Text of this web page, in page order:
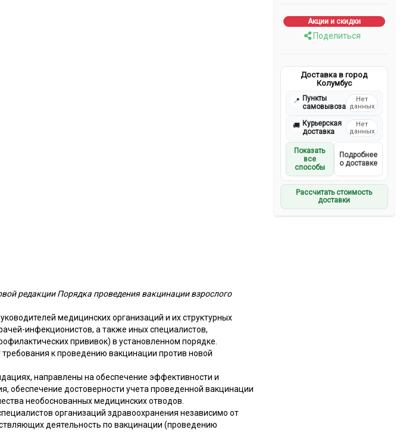
Акции и скидки
Поделиться
Доставка в город
Колумбус
📍 Пункты
самовывоза
Нет
данных
🚚 Курьерская
доставка
Нет
данных
Показать
все
способы
Подробнее
о доставке
Рассчитать стоимость
доставки
редакции Порядка проведения вакцинации взрослого
медицинских организаций и их структурных
инфекционистов, а также иных специалистов,
прививок) в установленном порядке.
к проведению вакцинации против новой
направлены на обеспечение эффективности и
обеспечение достоверности учета проведенной вакцинации
необоснованных медицинских отводов.
организаций здравоохранения независимо от
деятельность по вакцинации (проведению